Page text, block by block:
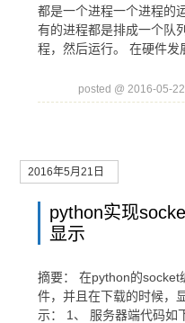
都是一个进程一个进程的
有的进程都是排成一个队
程，然后运行。 在硬件发
posted @ 2016-05-
2016年5月21日
python实现
显示
摘要： 在python的socket
件，并且在下载的时候，
示： 1、 服务器端代码如